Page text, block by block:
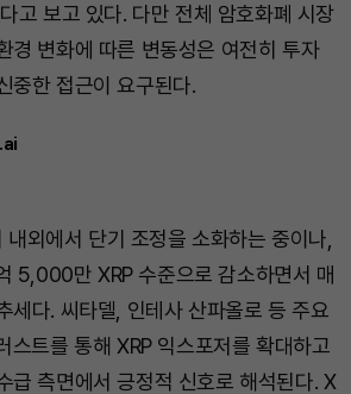
고 보고 있다. 다만 전체 암호화폐 시장
경 변화에 따른 변동성은 여전히 투자
중한 접근이 요구된다.
내외에서 단기 조정을 소화하는 중이나,
5,000만 XRP 수준으로 감소하면서 매
세다. 씨타델, 인테사 산파올로 등 주요
스트를 통해 XRP 익스포저를 확대하고
급 측면에서 긍정적 신호로 해석된다. X